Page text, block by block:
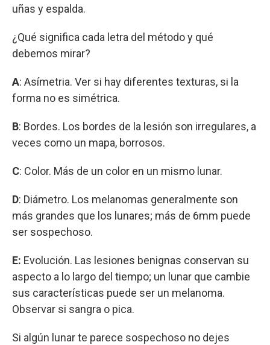
uñas y espalda.
¿Qué significa cada letra del método y qué
debemos mirar?
A: Asímetria. Ver si hay diferentes texturas, si la
forma no es simétrica.
B: Bordes. Los bordes de la lesión son irregulares, a
veces como un mapa, borrosos.
C: Color. Más de un color en un mismo lunar.
D: Diámetro. Los melanomas generalmente son
más grandes que los lunares; más de 6mm puede
ser sospechoso.
E: Evolución. Las lesiones benignas conservan su
aspecto a lo largo del tiempo; un lunar que cambie
sus características puede ser un melanoma.
Observar si sangra o pica.
Si algún lunar te parece sospechoso no dejes